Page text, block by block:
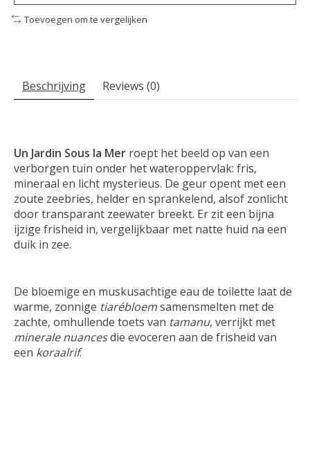
Toevoegen om te vergelijken
Beschrijving Reviews (0)
Un Jardin Sous la Mer roept het beeld op van een
verborgen tuin onder het wateroppervlak: fris,
mineraal en licht mysterieus. De geur opent met een
zoute zeebries, helder en sprankelend, alsof zonlicht
door transparant zeewater breekt. Er zit een bijna
ijzige frisheid in, vergelijkbaar met natte huid na een
duik in zee.
De bloemige en muskusachtige eau de toilette laat de
warme, zonnige tiarébloemsamensmelten met de
zachte, omhullende toets van tamanu, verrijkt met
minerale nuancesdie evoceren aan de frisheid van
een koraalrif.